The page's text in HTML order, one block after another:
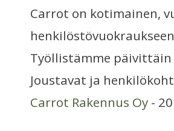
Carrot on kotimainen,
Työllistämme
Joustavat ja
Carrot Rakennus Oy -